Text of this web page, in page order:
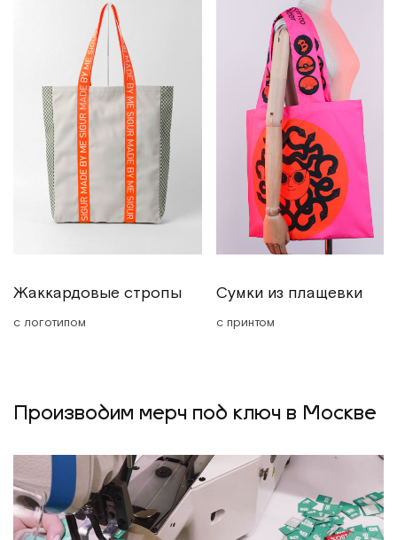
Жаккардовые стропы
с логотипом
Сумки из плащевки
с принтом
Производим мерч под ключ в Москве